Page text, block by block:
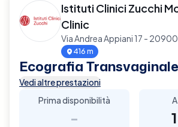
Istituti Clinici Zucchi
Clinic
Via Andrea Appiani 17 -
416 m
Ecografia Transvaginale
Vedi altre prestazioni
Prima disponibilità
-